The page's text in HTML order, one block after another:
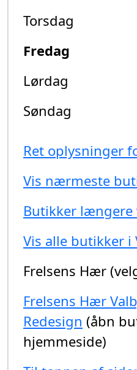
Torsdag
Fredag
Lørdag
Søndag
Ret oplysninger
Vis nærmeste
Butikker
Vis alle butikker i
Frelsens Hær
Frelsens Hær
Redesign (åbn
hjemmeside)